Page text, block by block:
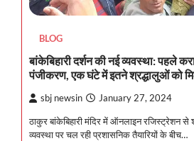
BLOG
बांकेबिहारी दर्शन की नई व्यवस्था: पहले
पंजीकरण, एक घंटे में इतने श्रद्धालुओं को
sbj newsin January 27, 2024
ठाकुर बांकेबिहारी मंदिर में ऑनलाइन रजिस्ट्रेशन से
व्यवस्था पर चल रही प्रशासनिक तैयारियों के बीच…